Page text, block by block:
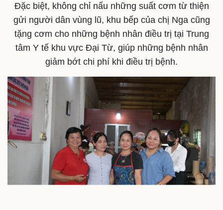
Sức khỏe
Dinh dưỡng - món ngon
Sản phụ khoa
Nhi khoa
Nam khoa
Làm đẹp - giảm cân
Phòng mạch online
Ăn sạch sống khỏe
Đời sống
Nhà đẹp
Tình yêu - Gia đình
Đặc biệt, không chỉ nấu những suất cơm từ thiện
gửi người dân vùng lũ, khu bếp của chị Nga cũng
tặng cơm cho những bệnh nhân điều trị tại Trung
tâm Y tế khu vực Đại Từ, giúp những bệnh nhân
giảm bớt chi phí khi điều trị bệnh.